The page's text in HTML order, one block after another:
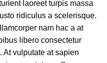
laoreet turpis massa
ridiculus a scelerisque.
nam hac a at
libero consectetur
At vulputate at sapien